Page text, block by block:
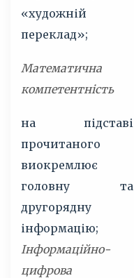
«художній
переклад»;
Математична
компетентність
на підставі
прочитаного
виокремлює
головну та
другорядну
інформацію;
Інформаційно-
цифрова